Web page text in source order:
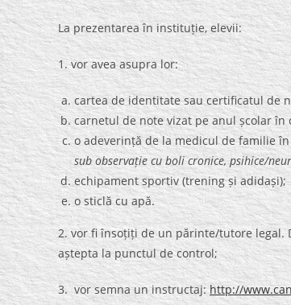
La prezentarea în instituție, elevii:
1. vor avea asupra lor:
cartea de identitate sau certificatul de
carnetul de note vizat pe anul școlar în
o adeverință de la medicul de familie
sub observație cu boli cronice, psihice/
echipament sportiv (trening și adidași);
o sticlă cu apă.
2. vor fi însoțiți de un părinte/tutore
aștepta la punctul de control;
3. vor semna un instructaj: http://